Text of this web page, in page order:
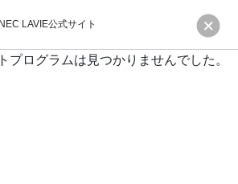
NEC LAVIE公式サイト
プログラムは見つかりませんでした。